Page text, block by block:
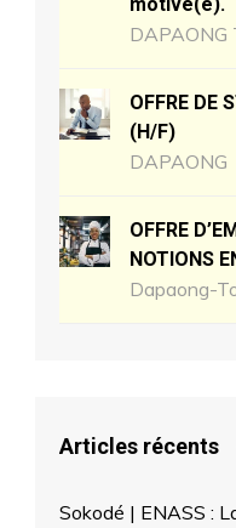
DAPAONG
OFFRE DE
(H/F)
DAPAONG
OFFRE
NOTIONS
Dapaong-
Articles récents
Sokodé | ENASS :